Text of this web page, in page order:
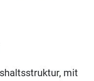
mit